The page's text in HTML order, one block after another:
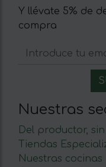
Y llévate 5% de
compra
Nuestras
Del productor,
Tiendas
Nuestras cocinas